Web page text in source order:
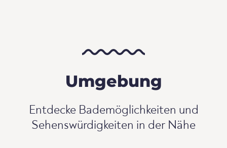
Umgebung
Entdecke Bademöglichkeiten und
Sehenswürdigkeiten in der Nähe